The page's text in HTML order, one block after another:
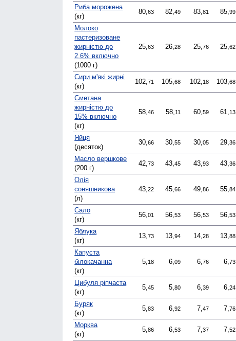
Риба морожена
(кг)
80,63 82,49 83,81 85,99
Молоко
пастеризоване
жирністю до
2,6% включно
(1000 г)
25,63 26,28 25,76 25,62
Сири м'які жирні
(кг)
102,71 105,68 102, 18 103,68
Сметана
жирністю до
15% включно
(кг)
58,46 58, 11 60,59 61, 13
Яйця
(десяток)
30,66 30,55 30,05 29,36
Масло вершкове
(200 г)
42,73 43,45 43,93 43,36
Олія
соняшникова
(л)
43,22 45,66 49,86 55,84
Сало
(кг)
56,01 56,53 56,53 56,53
Яблука
(кг)
13,73 13,94 14,28 13,88
Капуста
білокачанна
(кг)
5, 18 6,09 6,76 6,73
Цибуля ріпчаста
(кг)
5,45 5,80 6,39 6,24
Буряк
(кг)
5,83 6,92 7,47 7,76
Морква
(кг)
5,86 6,53 7,37 7,52